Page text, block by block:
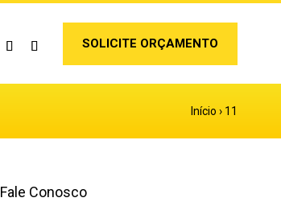
SOLICITE ORÇAMENTO
Início › 11
Fale Conosco